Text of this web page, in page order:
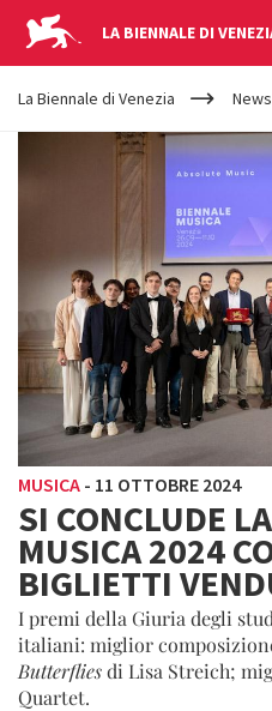
LA BIENNALE DI
YOUR
ARE
HERE
La Biennale di Venezia News
MUSICA - 11 OTTOBRE 2024
SI CONCLUDE
MUSICA 2024
BIGLIETTI
I premi della Giuria degli
italiani: miglior
Butterfliesdi Lisa Streich;
Quartet.